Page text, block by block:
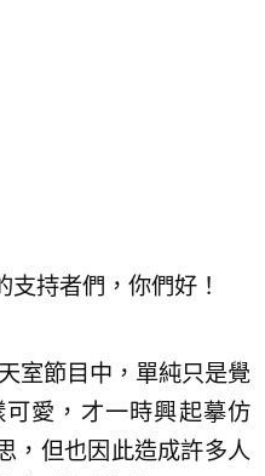
持者們，你們好！
室節目中，單純只是覺
愛，才一時興起摹仿
，但也因此造成許多人